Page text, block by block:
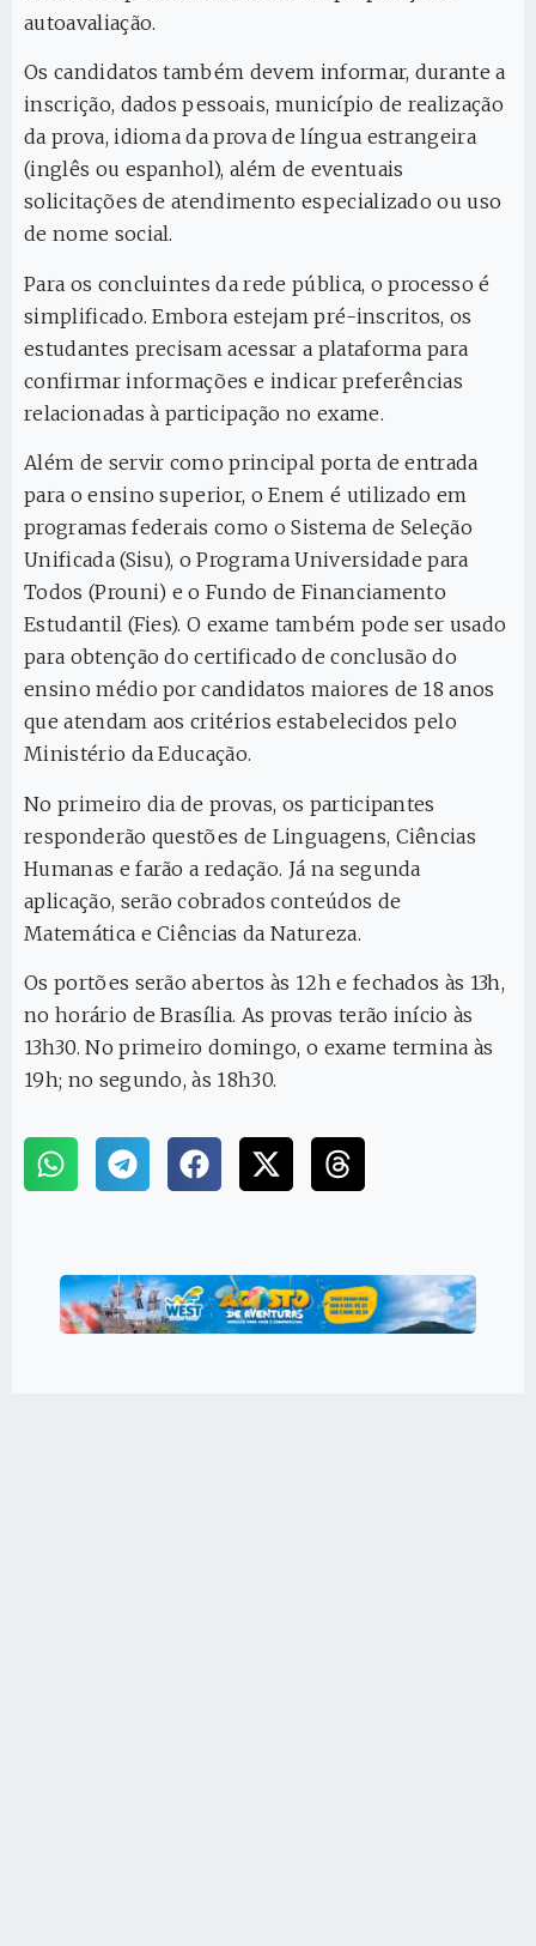
autoavaliação.
Os candidatos também devem informar, durante a
inscrição, dados pessoais, município de realização
da prova, idioma da prova de língua estrangeira
(inglês ou espanhol), além de eventuais
solicitações de atendimento especializado ou uso
de nome social.
Para os concluintes da rede pública, o processo é
simplificado. Embora estejam pré-inscritos, os
estudantes precisam acessar a plataforma para
confirmar informações e indicar preferências
relacionadas à participação no exame.
Além de servir como principal porta de entrada
para o ensino superior, o Enem é utilizado em
programas federais como o Sistema de Seleção
Unificada (Sisu), o Programa Universidade para
Todos (Prouni) e o Fundo de Financiamento
Estudantil (Fies). O exame também pode ser usado
para obtenção do certificado de conclusão do
ensino médio por candidatos maiores de 18 anos
que atendam aos critérios estabelecidos pelo
Ministério da Educação.
No primeiro dia de provas, os participantes
responderão questões de Linguagens, Ciências
Humanas e farão a redação. Já na segunda
aplicação, serão cobrados conteúdos de
Matemática e Ciências da Natureza.
Os portões serão abertos às 12h e fechados às 13h,
no horário de Brasília. As provas terão início às
13h30. No primeiro domingo, o exame termina às
19h; no segundo, às 18h30.